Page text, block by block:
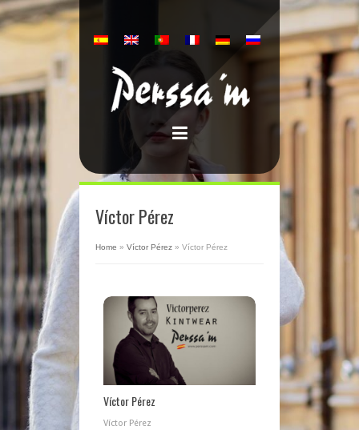
Víctor Pérez
Home » Víctor Pérez » Víctor Pérez
Víctor Pérez
Víctor Pérez